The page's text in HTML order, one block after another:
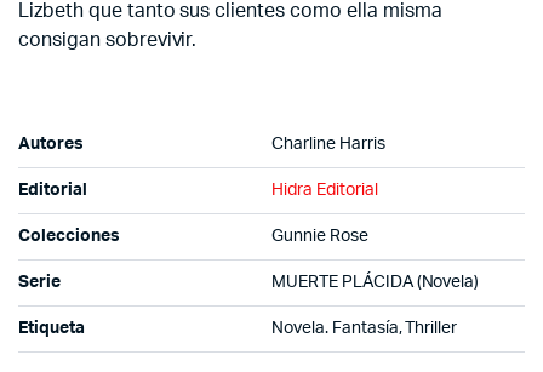
Lizbeth que tanto sus clientes como ella misma
consigan sobrevivir.
Autores Charline Harris
Editorial Hidra Editorial
Colecciones Gunnie Rose
Serie MUERTE PLÁCIDA (Novela)
Etiqueta Novela. Fantasía, Thriller